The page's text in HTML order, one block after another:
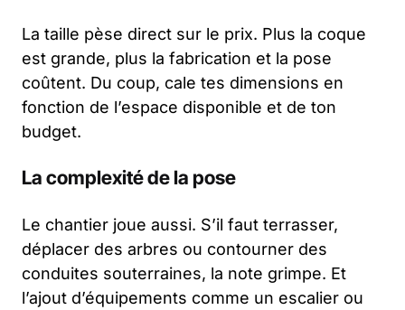
La taille pèse direct sur le prix. Plus la coque
est grande, plus la fabrication et la pose
coûtent. Du coup, cale tes dimensions en
fonction de l’espace disponible et de ton
budget.
La complexité de la pose
Le chantier joue aussi. S’il faut terrasser,
déplacer des arbres ou contourner des
conduites souterraines, la note grimpe. Et
l’ajout d’équipements comme un escalier ou